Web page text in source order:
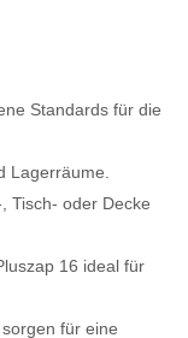
Standards für die
Lagerräume.
Tisch- oder Decke
16 ideal für
für eine